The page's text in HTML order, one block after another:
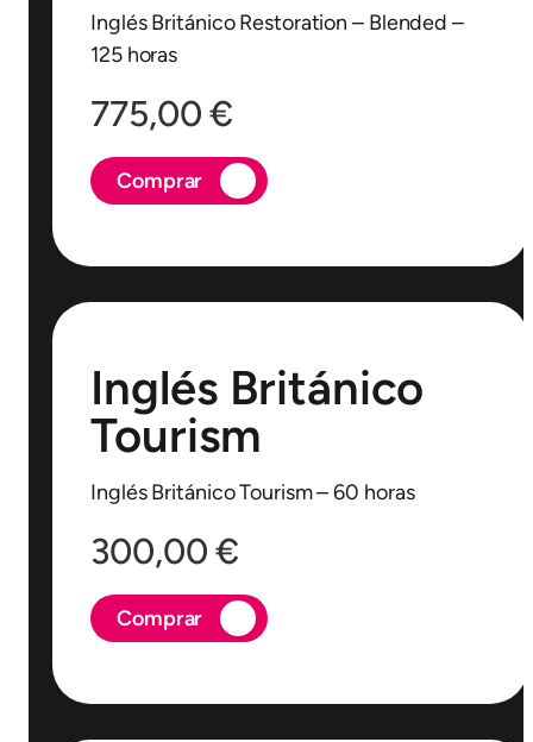
Inglés Británico Restoration – Blended –
125 horas
775,00€
Comprar
Inglés Británico
Tourism
Inglés Británico Tourism – 60 horas
300,00€
Comprar